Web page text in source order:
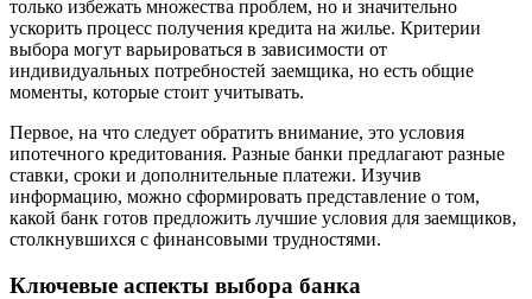
только избежать множества проблем, но и значительно
ускорить процесс получения кредита на жилье. Критерии
выбора могут варьироваться в зависимости от
индивидуальных потребностей заемщика, но есть общие
моменты, которые стоит учитывать.
Первое, на что следует обратить внимание, это условия
ипотечного кредитования. Разные банки предлагают разные
ставки, сроки и дополнительные платежи. Изучив
информацию, можно сформировать представление о том,
какой банк готов предложить лучшие условия для заемщиков,
столкнувшихся с финансовыми трудностями.
Ключевые аспекты выбора банка